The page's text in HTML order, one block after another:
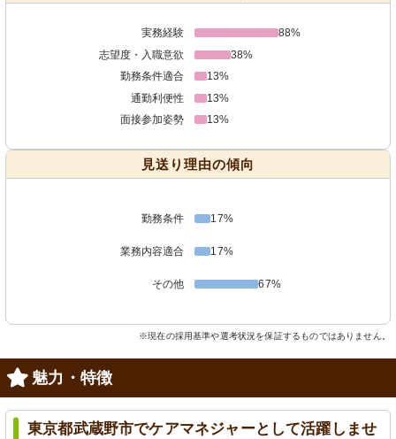
実務経験
88%
志望度・入職意欲
38%
勤務条件適合
13%
通勤利便性
13%
面接参加姿勢
13%
見送り理由の傾向
勤務条件 17%
業務内容適合 17%
その他 67%
※現在の採用基準や選考状況を保証するものではありません。
魅力・特徴
東京都武蔵野市でケアマネジャーとして活躍しませ